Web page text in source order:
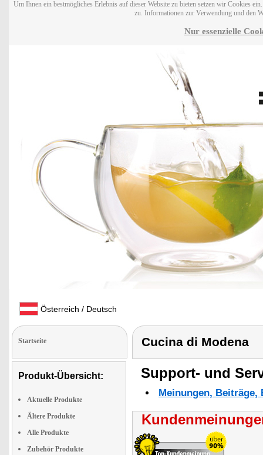
Um Ihnen ein bestmögliches Erlebnis auf dieser Website zu bieten setzen wir Cookies
zu. Informationen zur Verwendung und den
Nur essenzielle
Österreich / Deutsch
Startseite
Produkt-Übersicht:
Aktuelle Produkte
Ältere Produkte
Alle Produkte
Zubehör Produkte
Cucina di Modena
Support- und
Meinungen,